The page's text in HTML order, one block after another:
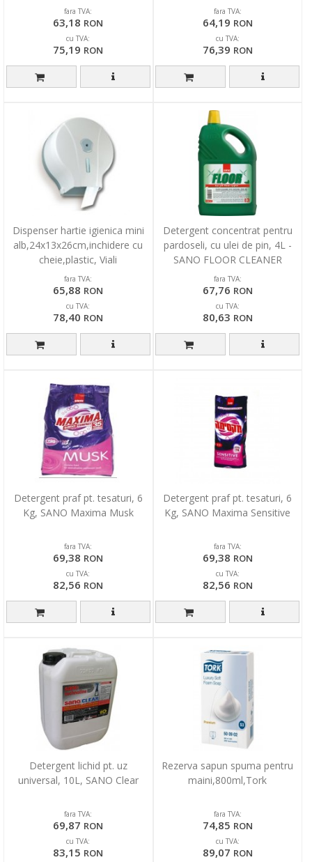
fara TVA:
63,18 RON
cu TVA:
75,19 RON
fara TVA:
64,19 RON
cu TVA:
76,39 RON
Dispenser hartie igienica mini
alb,24x13x26cm,inchidere cu
cheie,plastic, Viali
fara TVA:
65,88 RON
cu TVA:
78,40 RON
Detergent concentrat pentru
pardoseli, cu ulei de pin, 4L -
SANO FLOOR CLEANER
fara TVA:
67,76 RON
cu TVA:
80,63 RON
Detergent praf pt. tesaturi, 6
Kg, SANO Maxima Musk
fara TVA:
69,38 RON
cu TVA:
82,56 RON
Detergent praf pt. tesaturi, 6
Kg, SANO Maxima Sensitive
fara TVA:
69,38 RON
cu TVA:
82,56 RON
Detergent lichid pt. uz
universal, 10L, SANO Clear
fara TVA:
69,87 RON
cu TVA:
83,15 RON
Rezerva sapun spuma pentru
maini,800ml,Tork
fara TVA:
74,85 RON
cu TVA:
89,07 RON